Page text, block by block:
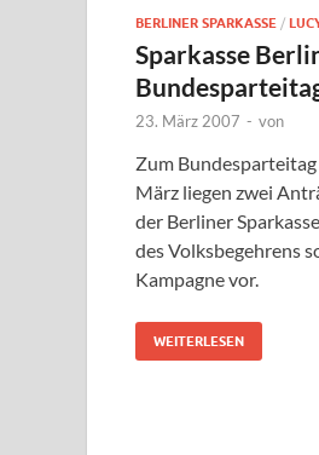
BERLINER SPARKASSE /
Sparkasse
23. März 2007 - von
Zum Bundesparteitag
März liegen zwei
der Berliner
des Volksbegehrens
Kampagne vor.
WEITERLESEN